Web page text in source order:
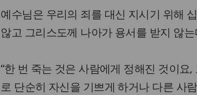
예수님은 우리의 죄를 대신 지시기 위해
않고 그리스도께 나아가 용서를 받지 않
“한 번 죽는 것은 사람에게 정해진 것이요
로 단순히 자신을 기쁘게 하거나 다른 사